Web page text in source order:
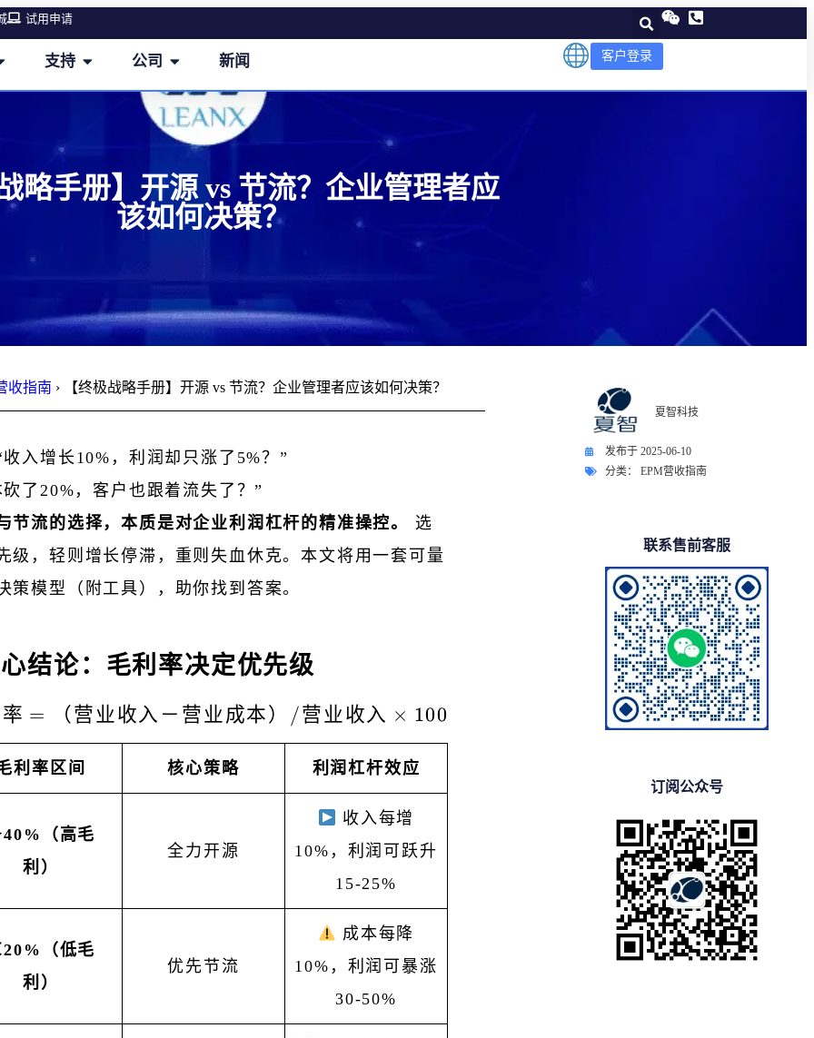
试用申请
支持 公司 新闻 客户登录
略手册】开源 vs 节流？企业管理者应
该如何决策？
收指南 ›【终极战略手册】开源 vs 节流？企业管理者应该如何决策？
收入增长10%，利润却只涨了5%？”
砍了20%，客户也跟着流失了？”
节流的选择，本质是对企业利润杠杆的精准操控。
选
级，轻则增长停滞，重则失血休克。本文将用一套可量
策模型（附工具），助你找到答案。
结论：毛利率决定优先级
毛利率 =（营业收入－营业成本）/ 营业收入 × 100%
= （营业收入－营业成本） /营业收入 × 100
利率区间 核心策略 利润杠杆效应
40%（高毛
利）
全力开源
收入每增
10%，利润可跃升
15-25%
20%（低毛
利）
优先节流
成本每降
10%，利润可暴涨
30-50%
夏智科技
发布于 2025-06-10
分类：
EPM营收指南
联系售前客服
订阅公众号